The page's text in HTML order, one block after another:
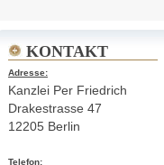
KONTAKT
Adresse:
Kanzlei Per Friedrich
Drakestrasse 47
12205 Berlin
Telefon: